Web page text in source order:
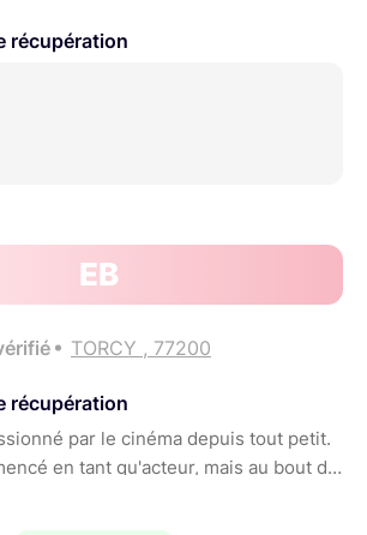
récupération
EB
TORCY , 77200
récupération
par le cinéma depuis tout petit.
en tant qu'acteur, mais au bout de
découvert ma passion pour l'image,